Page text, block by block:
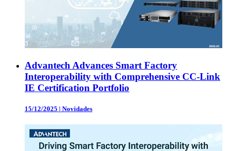
Advantech Advances Smart Factory
Interoperability with Comprehensive CC-Link
IE Certification Portfolio
15/12/2025 | Novidades